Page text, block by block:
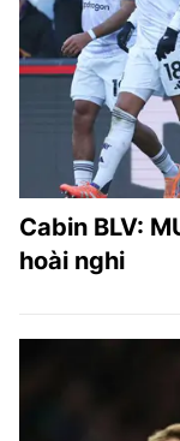
Cabin BLV:
hoài nghi